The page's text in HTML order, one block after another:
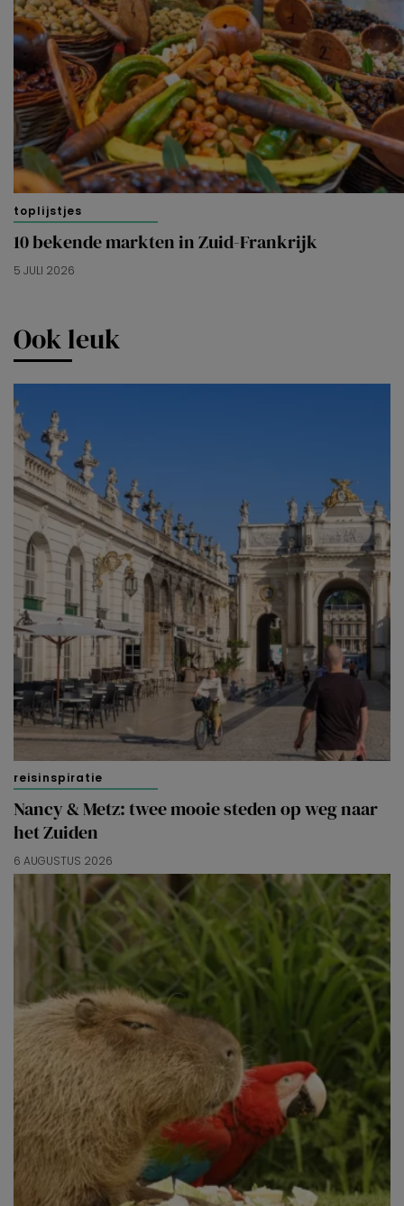
toplijstjes
10 bekende markten in Zuid-Frankrijk
5 JULI 2026
Ook leuk
reisinspiratie
Nancy & Metz: twee mooie steden op weg naar
het Zuiden
6 AUGUSTUS 2026